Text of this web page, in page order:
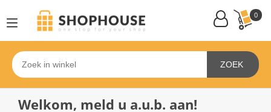
0
ZOEK
Welkom, meld u a.u.b. aan!